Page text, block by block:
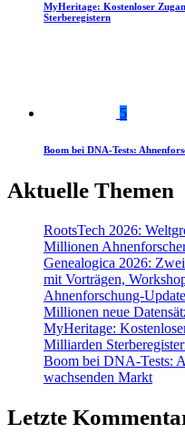
MyHeritage: Kostenloser
Sterberegistern
5
Boom bei DNA-Tests:
Aktuelle Themen
RootsTech 2026:
Millionen
Genealogica 2026:
mit Vorträgen,
Ahnenforschung-
Millionen neue
MyHeritage:
Milliarden
Boom bei DNA-Tests:
wachsenden Markt
Letzte